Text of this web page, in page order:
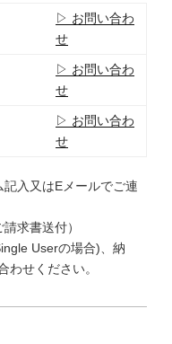
▷ お問い合わ
せ
▷ お問い合わ
せ
▷ お問い合わ
せ
入又はEメールでご連
求書送付）
Userの場合)、納
わせください。